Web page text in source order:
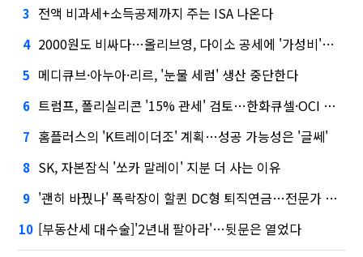
3 전액 비과세+소득공제까지 주는 ISA 나온다
4 2000원도 비싸다…올리브영, 다이소 공세에 '가성비'로 맞불
5 메디큐브·아누아·리르, '눈물 세럼' 생산 중단한다
6 트럼프, 폴리실리콘 '15% 관세' 검토…한화큐셀·OCI 영향은?
7 홈플러스의 'K트레이더조' 계획…성공 가능성은 '글쎄'
8 SK, 자본잠식 '쏘카 말레이' 지분 더 사는 이유
9 '괜히 바꿨나' 폭락장이 할퀸 DC형 퇴직연금…전문가 조언은
10 [부동산세 대수술]'2년내 팔아라'…뒷문은 열었다